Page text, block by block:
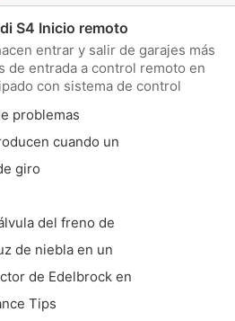
S4 Inicio remoto
entrar y salir de garajes más
de entrada a control remoto en
con sistema de control
la puerta del garaje o la
problemas
cuando un
?giro
del freno de
de niebla en un
de Edelbrock en
Tips